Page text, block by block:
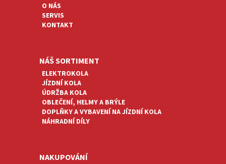
O NÁS
SERVIS
KONTAKT
NÁŠ SORTIMENT
ELEKTROKOLA
JÍZDNÍ KOLA
ÚDRŽBA KOLA
OBLEČENÍ, HELMY A BRÝLE
DOPLŇKY A VYBAVENÍ NA JÍZDNÍ KOLA
NÁHRADNÍ DÍLY
NAKUPOVÁNÍ